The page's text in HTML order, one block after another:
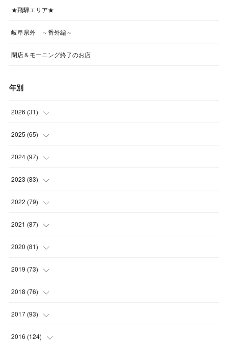
★飛騨エリア★
岐阜県外 ～番外編～
閉店＆モーニング終了のお店
年別
2026 (31)
(4
(4
(5
(4
2025 (65)
(5
(6
(6
(6
2024 (97)
(5
(7
(7
(8
2023 (83)
(6
(7
(7
(9
2022 (79)
(4
(8
(10
(7
2021 (87)
(12 )
(9
(11
(1
2020 (81)
(10 )
(11 )
(8
(7)
2019 (73)
(4
(6
(4)
2018 (76)
(9
(3)
2017 (93)
(7)
2016 (124)